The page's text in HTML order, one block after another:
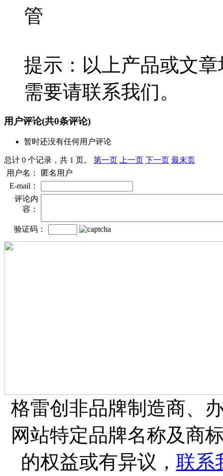
管
提示：以上产品或文
需要请联系我们。
用户评论(共0条评论)
暂时还没有任何用户评论
总计 0 个记录，共 1 页。 第一页 上一页 下一页 最末页
用户名：
匿名用户
E-mail：
评论内
容：
验证码：
格雷创非品牌制造商、
网站特定品牌名称及商
的权益或有异议， 联系